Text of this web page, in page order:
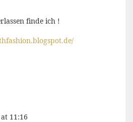
finde ich !
11:16